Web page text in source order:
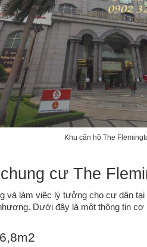
Khu căn hộ The
cư The
và làm việc lý tưởng cho cư dân
Dưới đây là một thông tin